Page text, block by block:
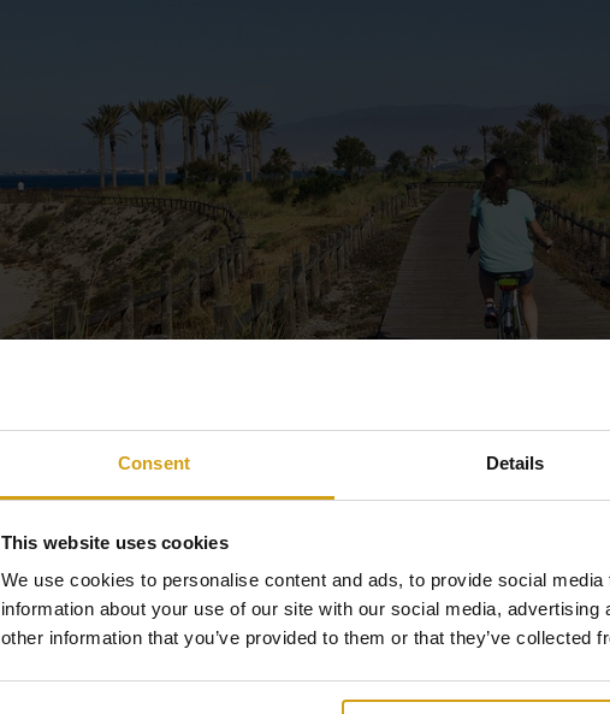
Consent Details
This website uses cookies
We use cookies to personalise content and ads, to provide social
information about your use of our site with our social media,
other information that you’ve provided to them or that they’ve collected